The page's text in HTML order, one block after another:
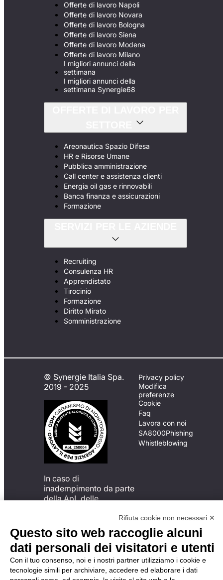
Offerte di lavoro Napoli
Offerte di lavoro Novara
Offerte di lavoro Bologna
Offerte di lavoro Siena
Offerte di lavoro Modena
Offerte di lavoro Milano
I migliori annunci della
settimana
I migliori annunci della
settimana Synergie68
Areonautica Spazio Difesa
HR e Risorse Umane
Pubblica amministrazione
Call center e assistenza clienti
Energia oil gas e rinnovabili
Banca finanza e assicurazioni
Formazione
Recruiting
Consulenza HR
Apprendistato
Tirocinio
Formazione
Diritto Mirato
Somministrazione
© Synergie Italia Spa.
2019 - 2025
In caso di
inadempimento da parte
della ApL delle
del Codice di Condotta, è
possibile presentare un
reclamo
all’Organismo di
Monitoraggio utilizzando
una delle modalità
descritte al seguente
Privacy policy
Modifica
preferenze
Cookie
Faq
Lavora con noi
SA8000Phishing
Whistleblowing
Rifiuta cookie non necessari ✕
Questo sito web raccoglie alcuni
dati personali dei visitatori e utenti
Con il tuo consenso, noi e i nostri partner utilizziamo i cookie e
tecnologie simili per archiviare, accedere ed elaborare i dati